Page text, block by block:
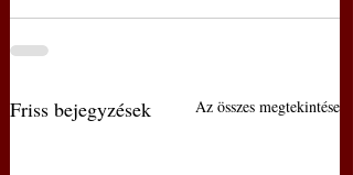
Friss bejegyzések Az összes megtekintése